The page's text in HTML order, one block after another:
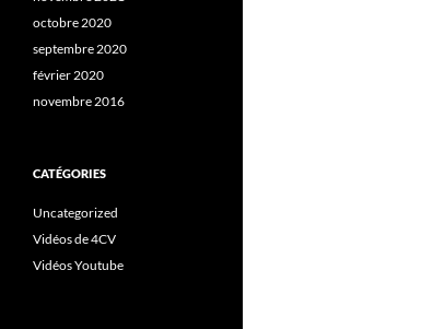
octobre 2020
septembre 2020
février 2020
novembre 2016
CATÉGORIES
Uncategorized
Vidéos de 4CV
Vidéos Youtube